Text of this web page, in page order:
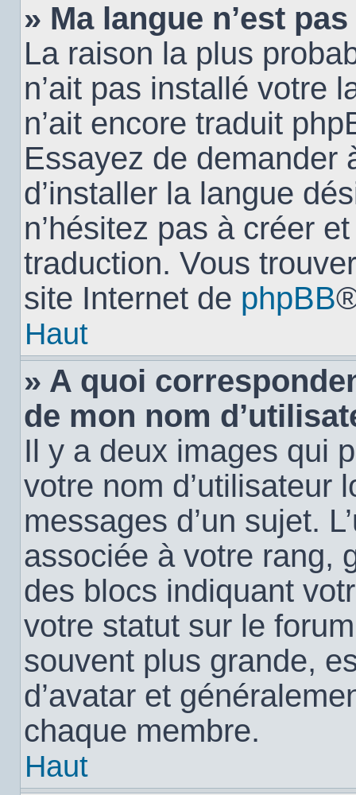
» Ma langue n’est
La raison la plus
n’ait pas installé votre
n’ait encore traduit
Essayez de demander
d’installer la langue
n’hésitez pas à créer
traduction. Vous
site Internet de phpBB
Haut
» A quoi
de mon nom
Il y a deux images qui
votre nom d’utilisateur
messages d’un sujet.
associée à votre rang,
des blocs indiquant
votre statut sur le
souvent plus grande,
d’avatar et
chaque membre.
Haut